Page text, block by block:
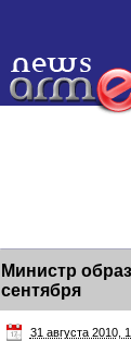
Министр
сентября
31 августа 2010,